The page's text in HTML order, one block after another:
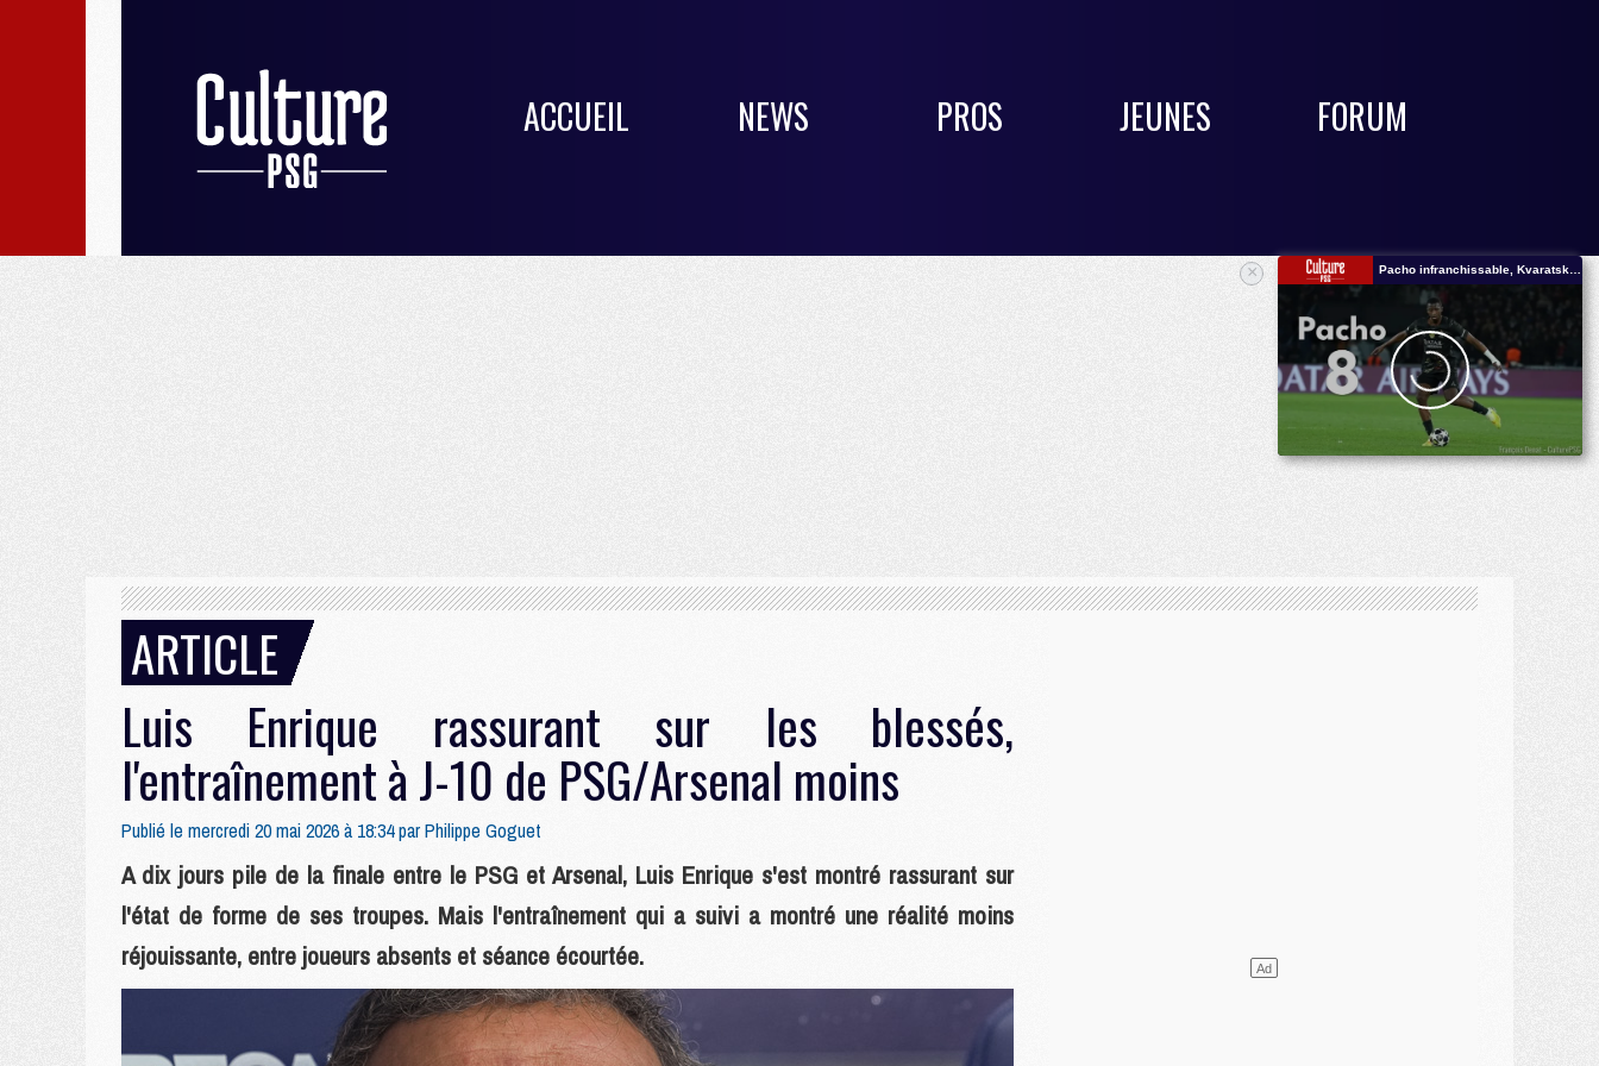
ACCUEIL NEWS PROS JEUNES FORUM
ARTICLE
Luis Enrique rassurant sur les blessés,
l'entraînement à J-10 de PSG/Arsenal moins
Publié le mercredi 20 mai 2026 à 18:34 parPhilippe Goguet
A dix jours pile de la finale entre le PSG et Arsenal, Luis Enrique s'est montré rassurant sur
l'état de forme de ses troupes. Mais l'entraînement qui a suivi a montré une réalité moins
réjouissante, entre joueurs absents et séance écourtée.
×